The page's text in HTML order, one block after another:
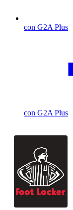
con G2A Plus
con G2A Plus